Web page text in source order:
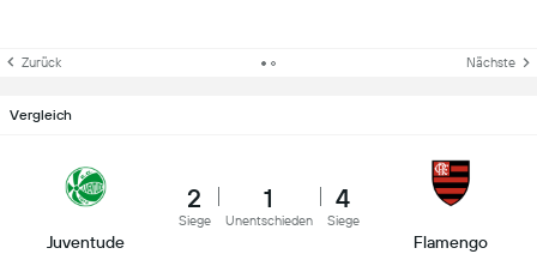
Zurück Nächste
Vergleich
Juventude
2
Siege
1
Unentschieden
4
Siege
Flamengo